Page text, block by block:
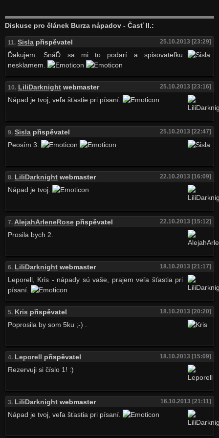
Diskuse pro článek Burza nápadov - Časť II.:
11. Sislapřispěvatel 25.10.2013 [23:29]
Ďakujem. SnáĎ sa mi to podarí a spisovateľku
nesklamem.
10. LiliDarknightwebmaster 25.10.2013 [23:16]
Nápad je tvoj, veľa šťastie pri písaní.
9. Sislapřispěvatel 25.10.2013 [22:47]
Peosím 3.
8. LiliDarknightwebmaster 22.10.2013 [16:09]
Nápad je tvoj.
7. AlejahArleneRosepřispěvatel 22.10.2013 [15:12]
Prosila bych 2.
6. LiliDarknightwebmaster 18.10.2013 [21:17]
Leporell, Kris - nápady sú vaše, prajem veľa šťastia pri
písaní.
5. Kris přispěvatel 18.10.2013 [20:20]
Poprosila by som 5ku ;-) .
4. Leporell přispěvatel 18.10.2013 [15:09]
Rezervuji si číslo 1! :)
3. LiliDarknightwebmaster 16.10.2013 [21:11]
Nápad je tvoj, veľa šťastia pri písaní.